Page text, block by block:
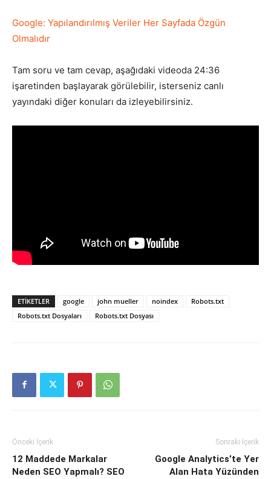
Google: Yapılandırılmış Veriler Her Sayfada Özgün
Olmalıdır
Tam soru ve tam cevap, aşağıdaki videoda 24:36
işaretinden başlayarak görülebilir, isterseniz canlı
yayındaki diğer konuları da izleyebilirsiniz.
ETIKETLER google john mueller noindex
Robots.txt
Robots.txt Dosyaları
Robots.txt Dosyası
Önceki İçerik
12 Maddede Markalar
Neden SEO Yapmalı? SEO
Sonraki İçerik
Google Analytics’te Yer
Alan Hata Yüzünden